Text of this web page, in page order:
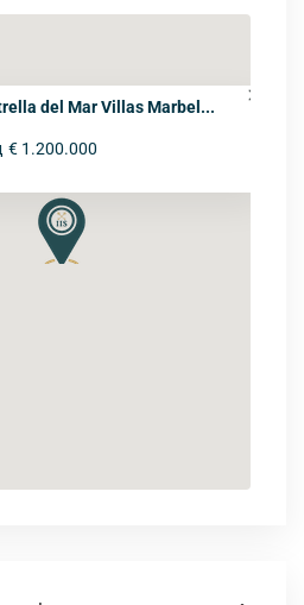
del Mar Villas Marbel...
€ 1.200.000